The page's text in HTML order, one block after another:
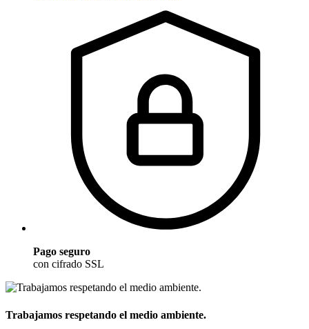
Pago seguro
con cifrado SSL
Trabajamos respetando el medio ambiente.